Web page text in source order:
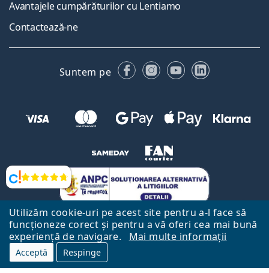
Utilizăm cookie-uri pe acest site pentru a-l face să
funcționeze corect și pentru a vă oferi cea mai bună
experiență de navigare.
Mai multe informații
Acceptă Respinge
Opinii
Avantajele cumpărăturilor cu Lentiamo
Contactează-ne
Suntem pe FacebookInstagram
YouTubeLinkedIn
Către Pagina Principală Mai sus